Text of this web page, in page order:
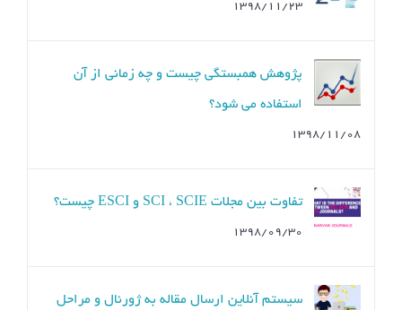
۱۳۹۸/۱۱/۲۳
پژوهش همبستگی چیست و چه زمانی از آن
استفاده می شود؟
۱۳۹۸/۱۱/۰۸
تفاوت بین مجلات SCI ، SCIE و ESCI چیست؟
۱۳۹۸/۰۹/۳۰
سیستم آنلاین ارسال مقاله به ژورنال و مراحل